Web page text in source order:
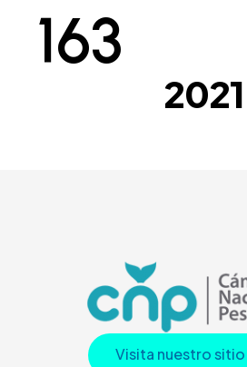
163
2021
Visita nuestro